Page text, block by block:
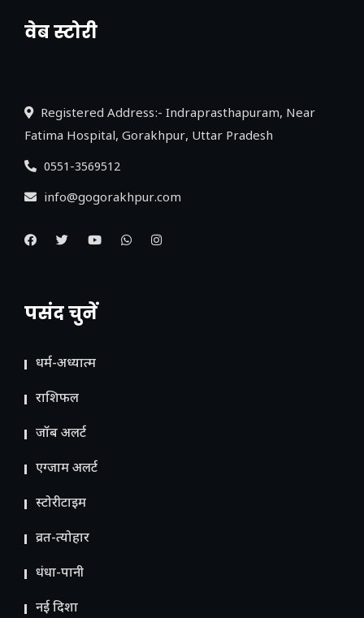
वेब स्टोरी
नया एक्सप्रेसवे: पूर्वांचल का लक, डेवलपमेंट का
Registered Address:- Indraprasthapuram, Near
Fatima Hospital, Gorakhpur, Uttar Pradesh
0551-3569512
info@gogorakhpur.com
पसंद चुनें
धर्म-अध्यात्म
राशिफल
जॉब अलर्ट
एग्जाम अलर्ट
स्टोरीटाइम
व्रत-त्योहार
धंधा-पानी
नई दिशा